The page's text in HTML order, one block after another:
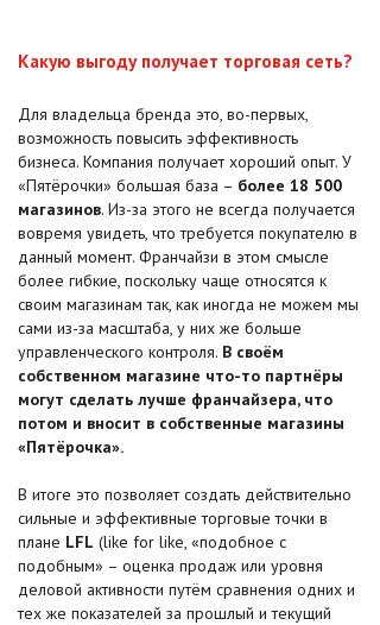
Какую выгоду получает торговая сеть?
Для владельца бренда это, во-первых,
возможность повысить эффективность
бизнеса. Компания получает хороший опыт. У
«Пятёрочки» большая база – более 18 500
магазинов. Из-за этого не всегда получается
вовремя увидеть, что требуется покупателю в
данный момент. Франчайзи в этом смысле
более гибкие, поскольку чаще относятся к
своим магазинам так, как иногда не можем мы
сами из-за масштаба, у них же больше
управленческого контроля. В своём
собственном магазине что-то партнёры
могут сделать лучше франчайзера, что
потом и вносит в собственные магазины
«Пятёрочка».
В итоге это позволяет создать действительно
сильные и эффективные торговые точки в
плане LFL (like for like, «подобное с
подобным» – оценка продаж или уровня
деловой активности путём сравнения одних и
тех же показателей за прошлый и текущий